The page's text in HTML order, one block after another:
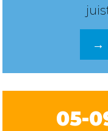
→
05-